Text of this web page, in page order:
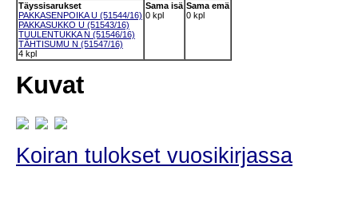
Täyssisarukset
PAKKASENPOIKA U (51544/16)
PAKKASUKKO U (51543/16)
TUULENTUKKA N (51546/16)
TÄHTISUMU N (51547/16)
4 kpl
Sama isä
0 kpl
Sama emä
0 kpl
Kuvat
Koiran tulokset vuosikirjassa